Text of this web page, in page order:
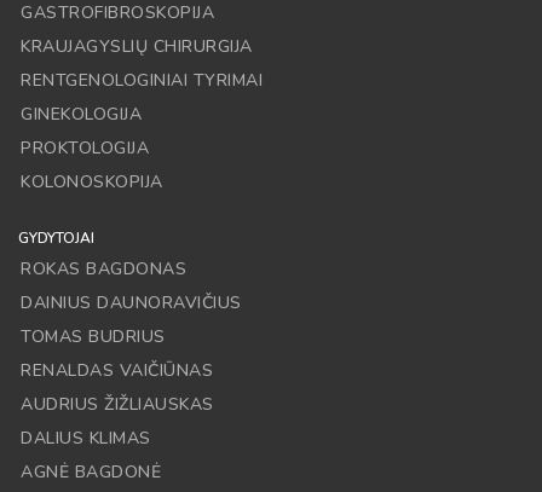
GASTROFIBROSKOPIJA
KRAUJAGYSLIŲ CHIRURGIJA
RENTGENOLOGINIAI TYRIMAI
GINEKOLOGIJA
PROKTOLOGIJA
KOLONOSKOPIJA
GYDYTOJAI
ROKAS BAGDONAS
DAINIUS DAUNORAVIČIUS
TOMAS BUDRIUS
RENALDAS VAIČIŪNAS
AUDRIUS ŽIŽLIAUSKAS
DALIUS KLIMAS
AGNĖ BAGDONĖ